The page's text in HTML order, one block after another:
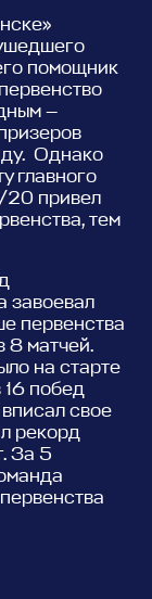
помощник
—
Однако
главного
20 привел
тем
завоевал
первенства
матчей.
на старте
побед
свое
рекорд
За 5